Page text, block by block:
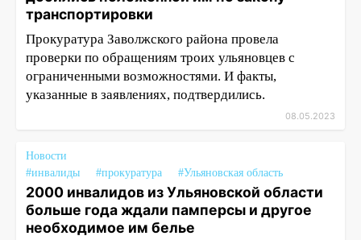
транспортировки
Прокуратура Заволжского района провела
проверки по обращениям троих ульяновцев с
ограниченными возможностями. И факты,
указанные в заявлениях, подтвердились.
08.05.2023
Новости
#инвалиды
#прокуратура #Ульяновская область
2000 инвалидов из Ульяновской области
больше года ждали памперсы и другое
необходимое им белье